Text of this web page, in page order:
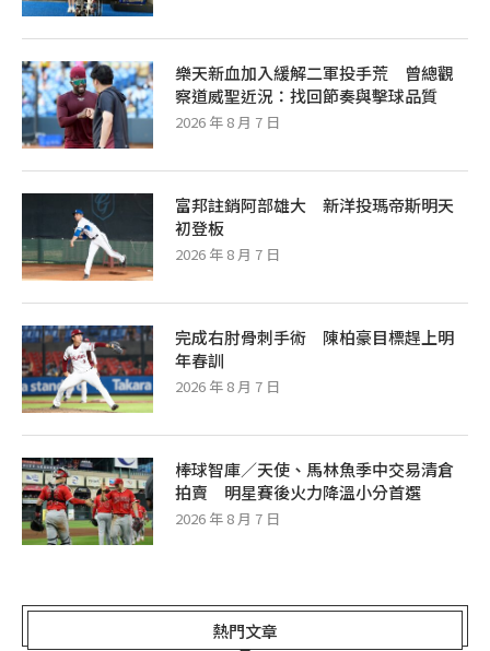
樂天新血加入緩解二軍投手荒 曾總觀
察道威聖近況：找回節奏與擊球品質
2026 年 8 月 7 日
富邦註銷阿部雄大 新洋投瑪帝斯明天
初登板
2026 年 8 月 7 日
完成右肘骨刺手術 陳柏豪目標趕上明
年春訓
2026 年 8 月 7 日
棒球智庫／天使、馬林魚季中交易清倉
拍賣 明星賽後火力降溫小分首選
2026 年 8 月 7 日
熱門文章